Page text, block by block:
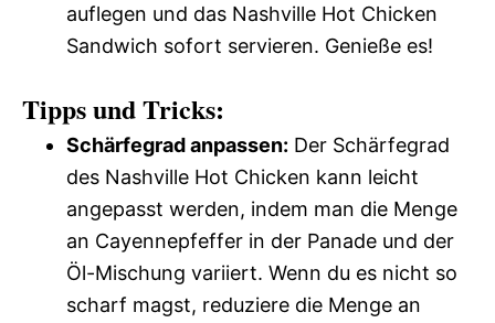
auflegen und das Nashville Hot Chicken
Sandwich sofort servieren. Genieße es!
Tipps und Tricks:
Schärfegrad anpassen: Der Schärfegrad
des Nashville Hot Chicken kann leicht
angepasst werden, indem man die Menge
an Cayennepfeffer in der Panade und der
Öl-Mischung variiert. Wenn du es nicht so
scharf magst, reduziere die Menge an